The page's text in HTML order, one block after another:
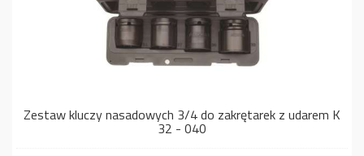
Zestaw kluczy nasadowych 3/4 do zakrętarek z udarem K
32 - 040